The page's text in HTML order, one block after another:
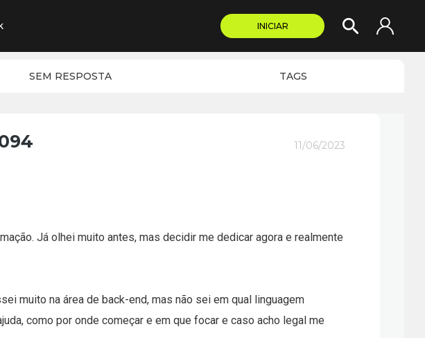
INICIAR
SEM RESPOSTA TAGS
11/06/2023
Já olhei muito antes, mas decidir me dedicar agora e realmente
muito na área de back-end, mas não sei em qual linguagem
como por onde começar e em que focar e caso acho legal me